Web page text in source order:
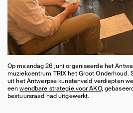
Op maandag 26 juni organiseerde het
muziekcentrum TRIX het Groot Onderhoud.
uit het Antwerpse kunstenveld verdiepten
eenwendbare strategie voor AKO,
bestuursraad had uitgewerkt.